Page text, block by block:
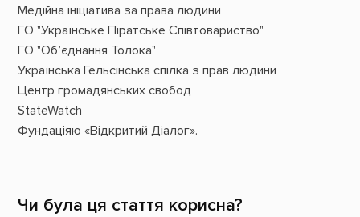
Медійна ініціатива за права людини
ГО "Українське Піратське Співтовариство"
ГО "Обʼєднання Толока"
Українська Гельсінська спілка з прав людини
Центр громадянських свобод
StateWatch
Фундаціяю «Відкритий Діалог».
Чи була ця стаття корисна?